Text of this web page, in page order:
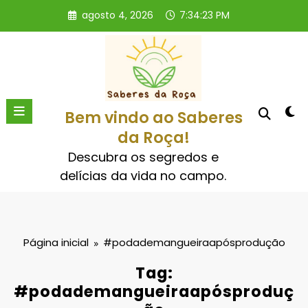
o
agosto 4, 2026 7:34:23 PM
Bem vindo ao Saberes
da Roça!
Descubra os segredos e
delícias da vida no campo.
Página inicial #podademangueiraapósprodução
Tag:
#podademangueiraapósproduç